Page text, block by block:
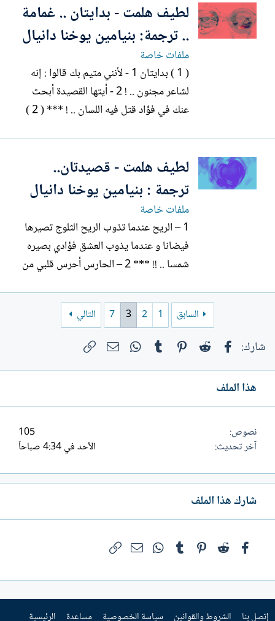
الكردي الحديث : لطيف هلمت .. قصائد
مختارة ) , مطبعة...
لطيف هلمت - بدايتان .. غمامة
.. ترجمة: بنيامين يوخنا دانيال
ملفات خاصة
( 1 ) بدايتان 1 - لأنني متيم بك قالوا : إنه
لشاعر مجنون .. ! 2 - أيتها القصيدة أبحث
عنك في فؤاد قتل فيه اللسان .. ! *** ( 2 )
الدنيا : رمدداء ؟ و هذي الدنيا : سطام منجل
يدي : مسن .. ...
لطيف هلمت - قصيدتان..
ترجمة : بنيامين يوخنا دانيال
ملفات خاصة
1 – الريح عندما تذوب الريح الثلوج تصيرها
فيضانا و عندما يذوب العشق فؤادي بصيره
شمسا .. !! *** 2 – الحارس أحرس قلبي من
عن ( من الشعر الكردي الحديث : لطيف هلمت
.. قصائد مختارة ) , مطبعة كريستال ...
السابق 1
2
3
7 التالي
شارك: فيسبوك Reddit
Pinterest
Tumblr
WhatsAppالبريد الإلكتروني
هذا الملف
نصوص
105
آخر تحديث
الأحد في 4:34 صباحاً
شارك هذا الملف
فيسبوكReddit
Pinterest
Tumblr
WhatsAppالبريد الإلكتروني
إتصل بنا الشروط والقوانين سياسة الخصوصية مساعدة الرئيسية